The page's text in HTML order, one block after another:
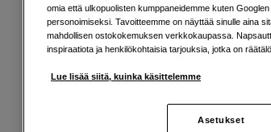
Monitor
omia että ulkopuolisten kumppaneidemme kuten
personoimiseksi. Tavoitteemme on näyttää sinulle aina
mahdollisen ostokokemuksen verkkokaupassa.
inspiraatiota ja henkilökohtaisia tarjouksia, jotka on
Lue lisää siitä, kuinka käsittelemme
Asetukset